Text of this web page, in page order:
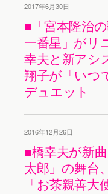
2017年6月30日
■「宮本隆治
一番星」がリ
幸夫と新アシ
翔子が「いつ
デュエット
2016年12月26日
■橋幸夫が新
太郎」の舞台
「お茶親善大